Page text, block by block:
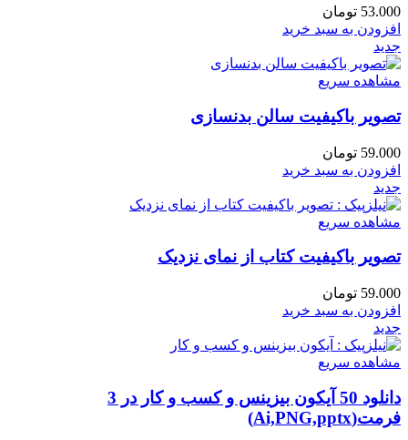
53.000 تومان
افزودن به سبد خرید
جدید
مشاهده سریع
تصویر باکیفیت سالن بدنسازی
59.000 تومان
افزودن به سبد خرید
جدید
مشاهده سریع
تصویر باکیفیت کتاب از نمای نزدیک
59.000 تومان
افزودن به سبد خرید
جدید
مشاهده سریع
دانلود 50 آیکون بیزینس و کسب‌ و کار در 3
فرمت(Ai,PNG,pptx)